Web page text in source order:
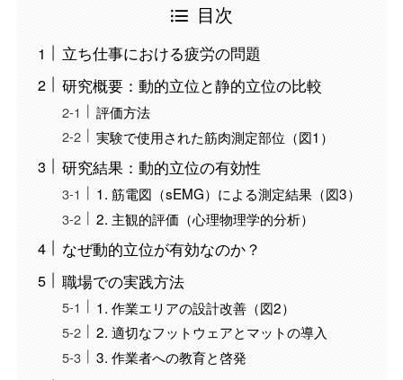
目次
立ち仕事における疲労の問題
研究概要：動的立位と静的立位の比較
評価方法
実験で使用された筋肉測定部位（図1）
研究結果：動的立位の有効性
1. 筋電図（sEMG）による測定結果（図3）
2. 主観的評価（心理物理学的分析）
なぜ動的立位が有効なのか？
職場での実践方法
1. 作業エリアの設計改善（図2）
2. 適切なフットウェアとマットの導入
3. 作業者への教育と啓発